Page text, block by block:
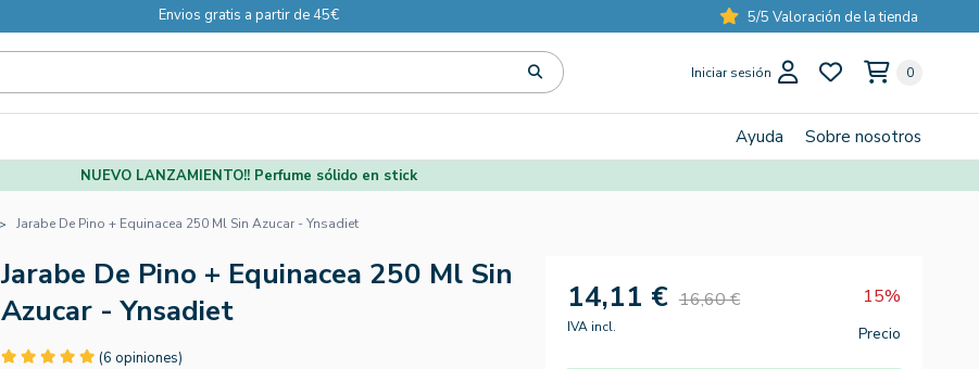
Envios gratis a partir de 45€ 5/5 Valoración de la tienda
Iniciar sesión 0
Ayuda Sobre nosotros
NUEVO LANZAMIENTO!! Perfume sólido en stick
Jarabe De Pino + Equinacea 250 Ml Sin Azucar - Ynsadiet
Jarabe De Pino + Equinacea 250 Ml Sin
Azucar - Ynsadiet
(6 opiniones)
14,11 € 16,60 € 15%
IVA incl. Precio